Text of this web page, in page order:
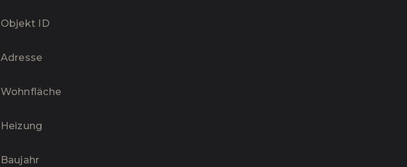
Objekt ID
Adresse
Wohnfläche
Heizung
Baujahr